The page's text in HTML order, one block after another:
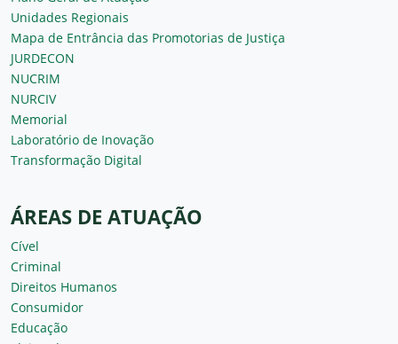
Unidades Regionais
Mapa de Entrância das Promotorias de Justiça
JURDECON
NUCRIM
NURCIV
Memorial
Laboratório de Inovação
Transformação Digital
ÁREAS DE ATUAÇÃO
Cível
Criminal
Direitos Humanos
Consumidor
Educação